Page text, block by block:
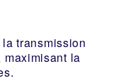
transmission
maximisant la